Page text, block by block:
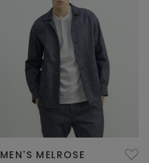
MEN'S MELROSE